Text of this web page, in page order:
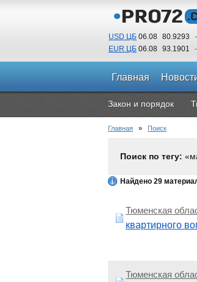
USD ЦБ 06.08 80.9293
EUR ЦБ 06.08 93.1901
Главная
Закон и порядок
Главная » Поиск
Поиск по тегу:
Найдено 29
Тюменская
квартирного
Тюменская